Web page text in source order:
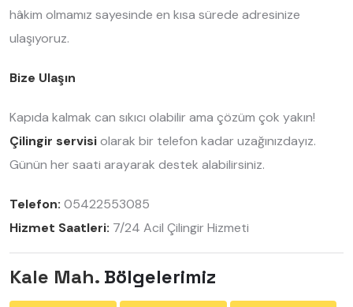
hâkim olmamız sayesinde en kısa sürede adresinize
ulaşıyoruz.
Bize Ulaşın
Kapıda kalmak can sıkıcı olabilir ama çözüm çok yakın!
Çilingir servisiolarak bir telefon kadar uzağınızdayız.
Günün her saati arayarak destek alabilirsiniz.
Telefon: 05422553085
Hizmet Saatleri: 7/24 Acil Çilingir Hizmeti
Kale Mah. Bölgelerimiz